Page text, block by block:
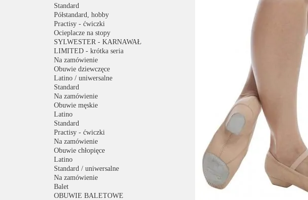
Standard
Półstandard, hobby
Practisy - ćwiczki
Ocieplacze na stopy
SYLWESTER - KARNAWAŁ
LIMITED - krótka seria
Na zamówienie
Obuwie dziewczęce
Latino / uniwersalne
Standard
Na zamówienie
Obuwie męskie
Latino
Standard
Practisy - ćwiczki
Na zamówienie
Obuwie chłopięce
Latino
Standard / uniwersalne
Na zamówienie
Balet
OBUWIE BALETOWE